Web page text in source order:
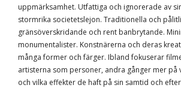
uppmärksamhet. Utfattiga och ignorerade av
stormrika societetslejon. Traditionella och
gränsöverskridande och rent banbrytande.
monumentalister. Konstnärerna och deras
många former och färger. Ibland fokuserar
artisterna som personer, andra gånger mer på
och vilka effekter de haft på sin samtid och